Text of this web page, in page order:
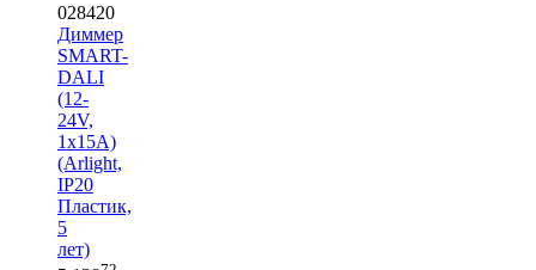
028420
Диммер
SMART-
DALI
(12-
24V,
1x15A)
(Arlight,
IP20
Пластик,
5
лет)